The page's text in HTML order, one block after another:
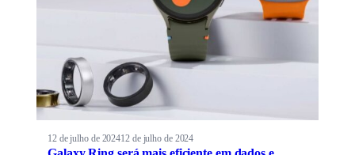
12 de julho de 202412 de julho de 2024